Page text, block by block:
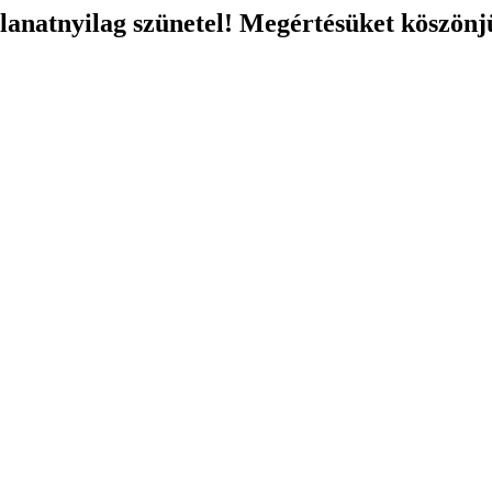
szünetel! Megértésüket